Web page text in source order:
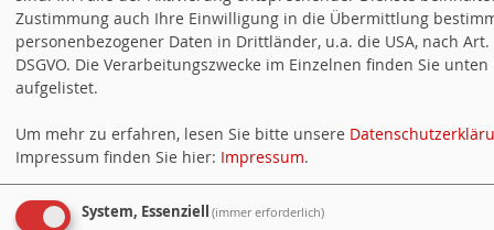
Zustimmung auch Ihre Einwilligung in die Übermittlung
personenbezogener Daten in Drittländer, u.a. die USA, nach Art.
DSGVO. Die Verarbeitungszwecke im Einzelnen finden Sie unten
aufgelistet.
Um mehr zu erfahren, lesen Sie bitte unsere
Impressum finden Sie hier: Impressum.
System, Essenziell (immer erforderlich)